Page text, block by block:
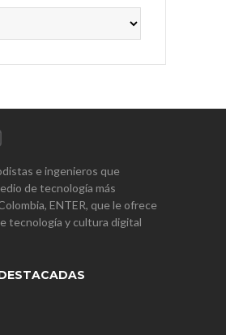
e ingenieros que
de tecnología más
ENTER, que le ofrece
tecnología y cultura digital